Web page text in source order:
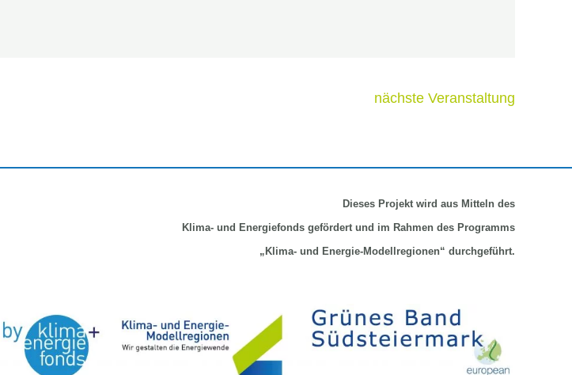
nächste Veranstaltung
Dieses Projekt wird aus Mitteln des
Klima- und Energiefonds gefördert und im Rahmen des Programms
„Klima- und Energie-Modellregionen“ durchgeführt.